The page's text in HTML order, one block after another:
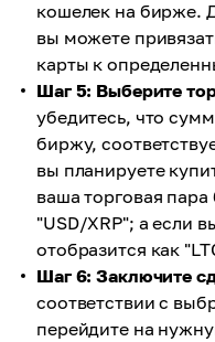
кошелек на бирже.
вы можете
карты к
Шаг 5: Выберите
убедитесь, что
биржу,
вы планируете
ваша торговая
"USD/XRP"; а если
отобразится как
Шаг 6: Заключите
соответствии с
перейдите на